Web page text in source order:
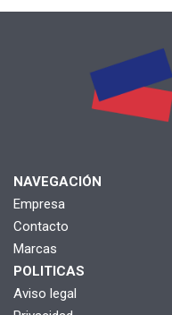
NAVEGACIÓN
Empresa
Contacto
Marcas
POLITICAS
Aviso legal